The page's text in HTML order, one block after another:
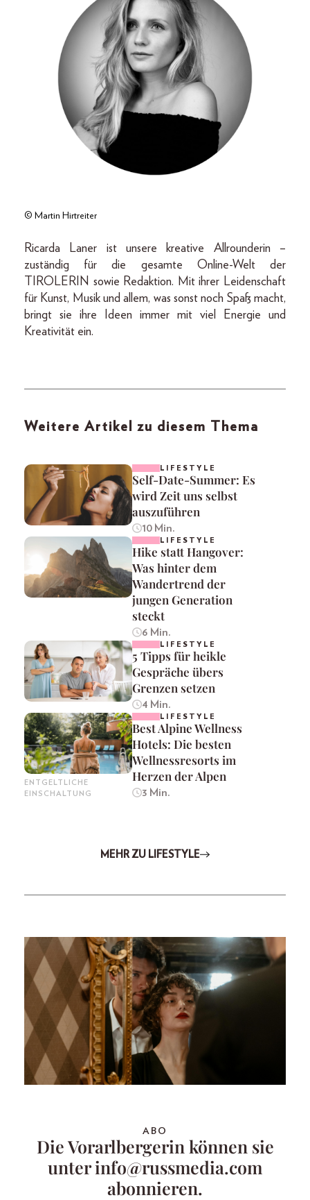
© Martin Hirtreiter
Ricarda Laner ist unsere kreative Allrounderin –
zuständig für die gesamte Online-Welt der
TIROLERIN sowie Redaktion. Mit ihrer Leidenschaft
für Kunst, Musik und allem, was sonst noch Spaß macht,
bringt sie ihre Ideen immer mit viel Energie und
Kreativität ein.
Weitere Artikel zu diesem Thema
LIFESTYLE
Self-Date-Summer: Es
wird Zeit uns selbst
auszuführen
10 Min.
LIFESTYLE
Hike statt Hangover:
Was hinter dem
Wandertrend der
jungen Generation
steckt
6 Min.
LIFESTYLE
5 Tipps für heikle
Gespräche übers
Grenzen setzen
4 Min.
ENTGELTLICHE
EINSCHALTUNG
LIFESTYLE
Best Alpine Wellness
Hotels: Die besten
Wellnessresorts im
Herzen der Alpen
3 Min.
MEHR ZU LIFESTYLE
ABO
Die Vorarlbergerin können sie
unter info@russmedia.com
abonnieren.